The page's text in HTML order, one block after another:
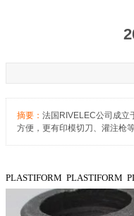
摘要： 法国RIVELEC公司成立
方便，更有印模切刀、灌注枪
PLASTIFORM PLASTIFORM